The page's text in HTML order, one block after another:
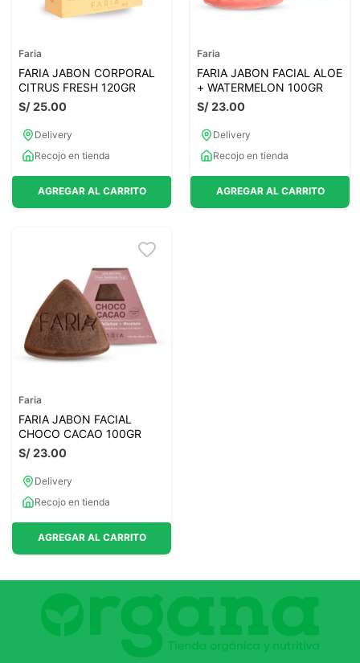
Faria
FARIA JABON CORPORAL
CITRUS FRESH 120GR
S/25.00
Delivery
Recojo en tienda
AGREGAR AL CARRITO
Faria
FARIA JABON FACIAL ALOE
+ WATERMELON 100GR
S/23.00
Delivery
Recojo en tienda
AGREGAR AL CARRITO
Faria
FARIA JABON FACIAL
CHOCO CACAO 100GR
S/23.00
Delivery
Recojo en tienda
AGREGAR AL CARRITO